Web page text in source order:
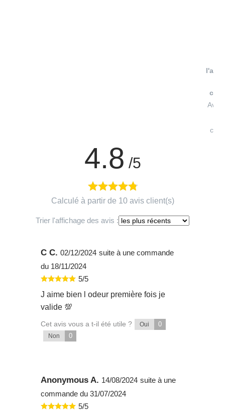
Avis
4.8 /5
Calculé à partir de 10 avis client(s)
Trier l'affichage des avis :
C C. 02/12/2024 suite à une commande
du 18/11/2024
5/5
J aime bien l odeur première fois je
valide 💯
Cet avis vous a t-il été utile ? Oui 0
Non 0
Anonymous A. 14/08/2024 suite à une
commande du 31/07/2024
5/5